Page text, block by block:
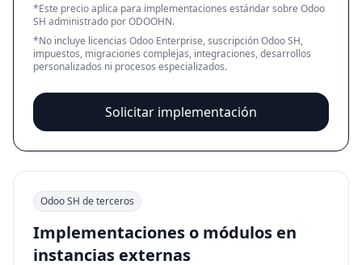
*Este precio aplica para implementaciones estándar sobre Odoo
SH administrado por ODOOHN.
*No incluye licencias Odoo Enterprise, suscripción Odoo SH,
impuestos, migraciones complejas, integraciones, desarrollos
personalizados ni procesos especializados.
Solicitar implementación
Odoo SH de terceros
Implementaciones o módulos en
instancias externas